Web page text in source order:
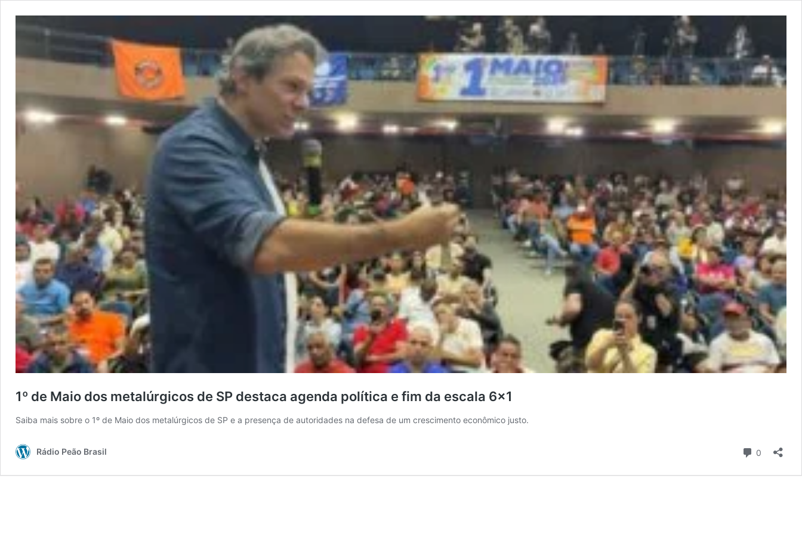
1º de Maio dos metalúrgicos de SP destaca agenda política e fim da escala 6×1
Saiba mais sobre o 1º de Maio dos metalúrgicos de SP e a presença de autoridades na defesa de um crescimento econômico justo.
Rádio Peão Brasil 0